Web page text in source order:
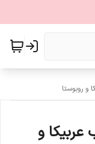
و روبوستا
عربیکا و